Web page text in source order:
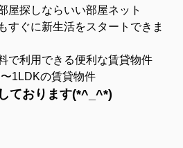
探しならいい部屋ネット
すぐに新生活をスタートできま
で利用できる便利な賃貸物件
1LDKの賃貸物件
ております(*^_^*)